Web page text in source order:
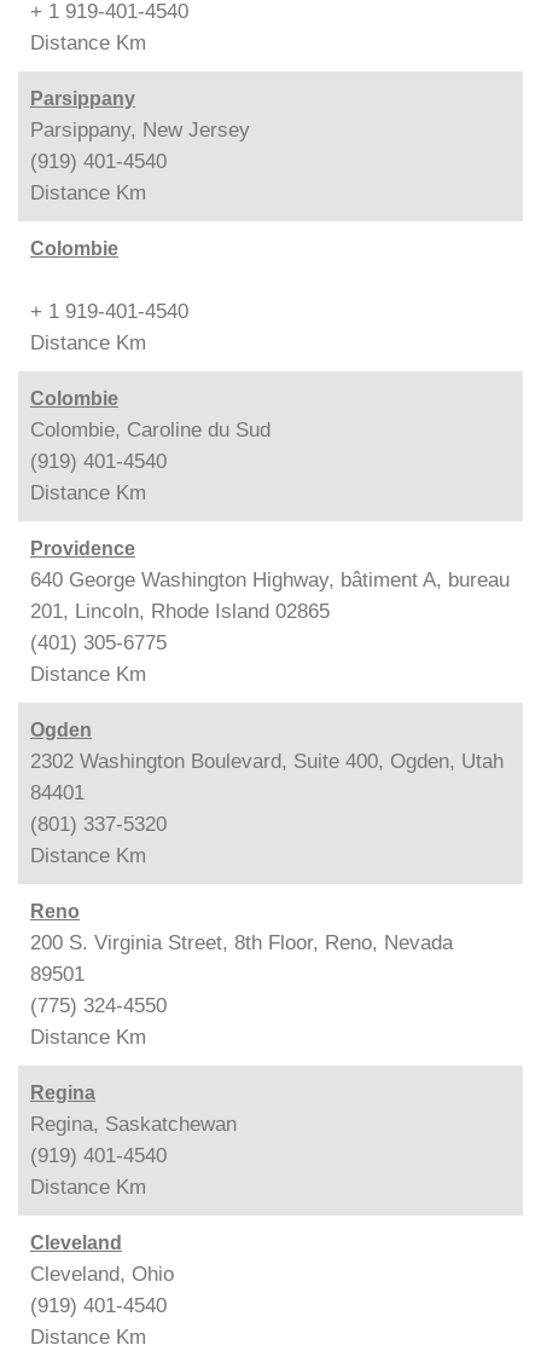
+ 1 919-401-4540
Distance Km
Parsippany
Parsippany, New Jersey
(919) 401-4540
Distance Km
Colombie
+ 1 919-401-4540
Distance Km
Colombie
Colombie, Caroline du Sud
(919) 401-4540
Distance Km
Providence
640 George Washington Highway, bâtiment A, bureau
201, Lincoln, Rhode Island 02865
(401) 305-6775
Distance Km
Ogden
2302 Washington Boulevard, Suite 400, Ogden, Utah
84401
(801) 337-5320
Distance Km
Reno
200 S. Virginia Street, 8th Floor, Reno, Nevada
89501
(775) 324-4550
Distance Km
Regina
Regina, Saskatchewan
(919) 401-4540
Distance Km
Cleveland
Cleveland, Ohio
(919) 401-4540
Distance Km